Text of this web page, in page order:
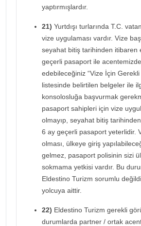
yaptırmışlardır.
21) Yurtdışı turlarında T.C.
vize uygulaması vardır. Vize
seyahat bitiş tarihinden itibaren
geçerli pasaport ile
edebileceğiniz “Vize İçin Gerekli
listesinde belirtilen belgeler ile
konsolosluğa başvurmak
pasaport sahipleri için vize
olmayıp, seyahat bitiş
6 ay geçerli pasaport yeterlidir.
olması, ülkeye giriş
gelmez, pasaport polisinin sizi
sokmama yetkisi vardır. Bu
Eldestino Turizm sorumlu
yolcuya aittir.
22) Eldestino Turizm gerekli
durumlarda partner / ortak